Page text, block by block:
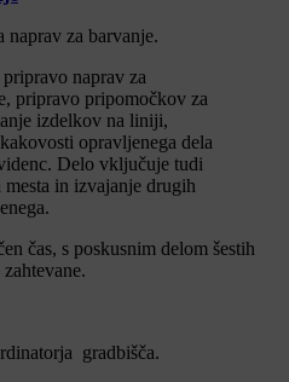
naprav za barvanje.
naprav za
pripravo pripomočkov za
izdelkov na liniji,
opravljenega dela
Delo vključuje tudi
in izvajanje drugih
čas, s poskusnim delom šestih
gradbišča.